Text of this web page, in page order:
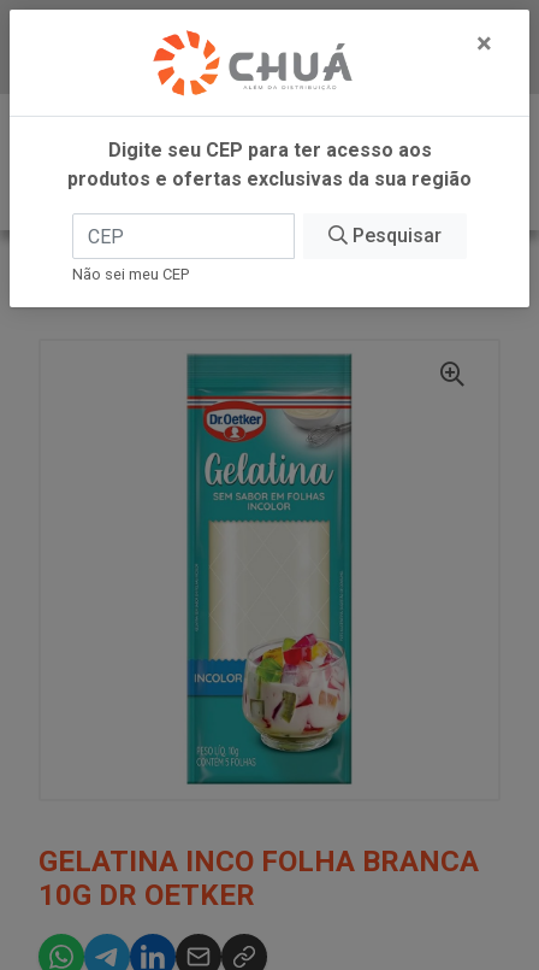
Baixe já nosso APP
0
INÍCIO
DR OETKER BRASIL
GELATINA INCO FOLHA BRANCA
10G DR OETKER
×
Digite seu CEP para ter acesso aos
produtos e ofertas exclusivas da sua região
Pesquisar
Não sei meu CEP